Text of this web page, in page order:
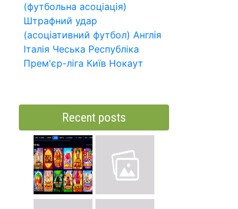
(футбольна асоціація)
Штрафний удар
(асоціативний футбол) Англія
Італія Чеська Республіка
Прем'єр-ліга Київ Нокаут
Recent posts